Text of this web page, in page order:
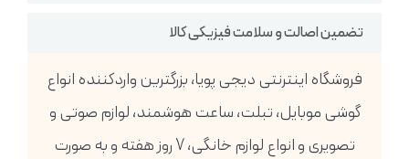
تضمین اصالت و سلامت فیزیکی کالا
فروشگاه اینترنتی دیجی پویا، بزرگترین واردکننده انواع
گوشی موبایل، تبلت، ساعت هوشمند، لوازم صوتی و
تصویری و انواع لوازم خانگی، 7 روز هفته و به صورت